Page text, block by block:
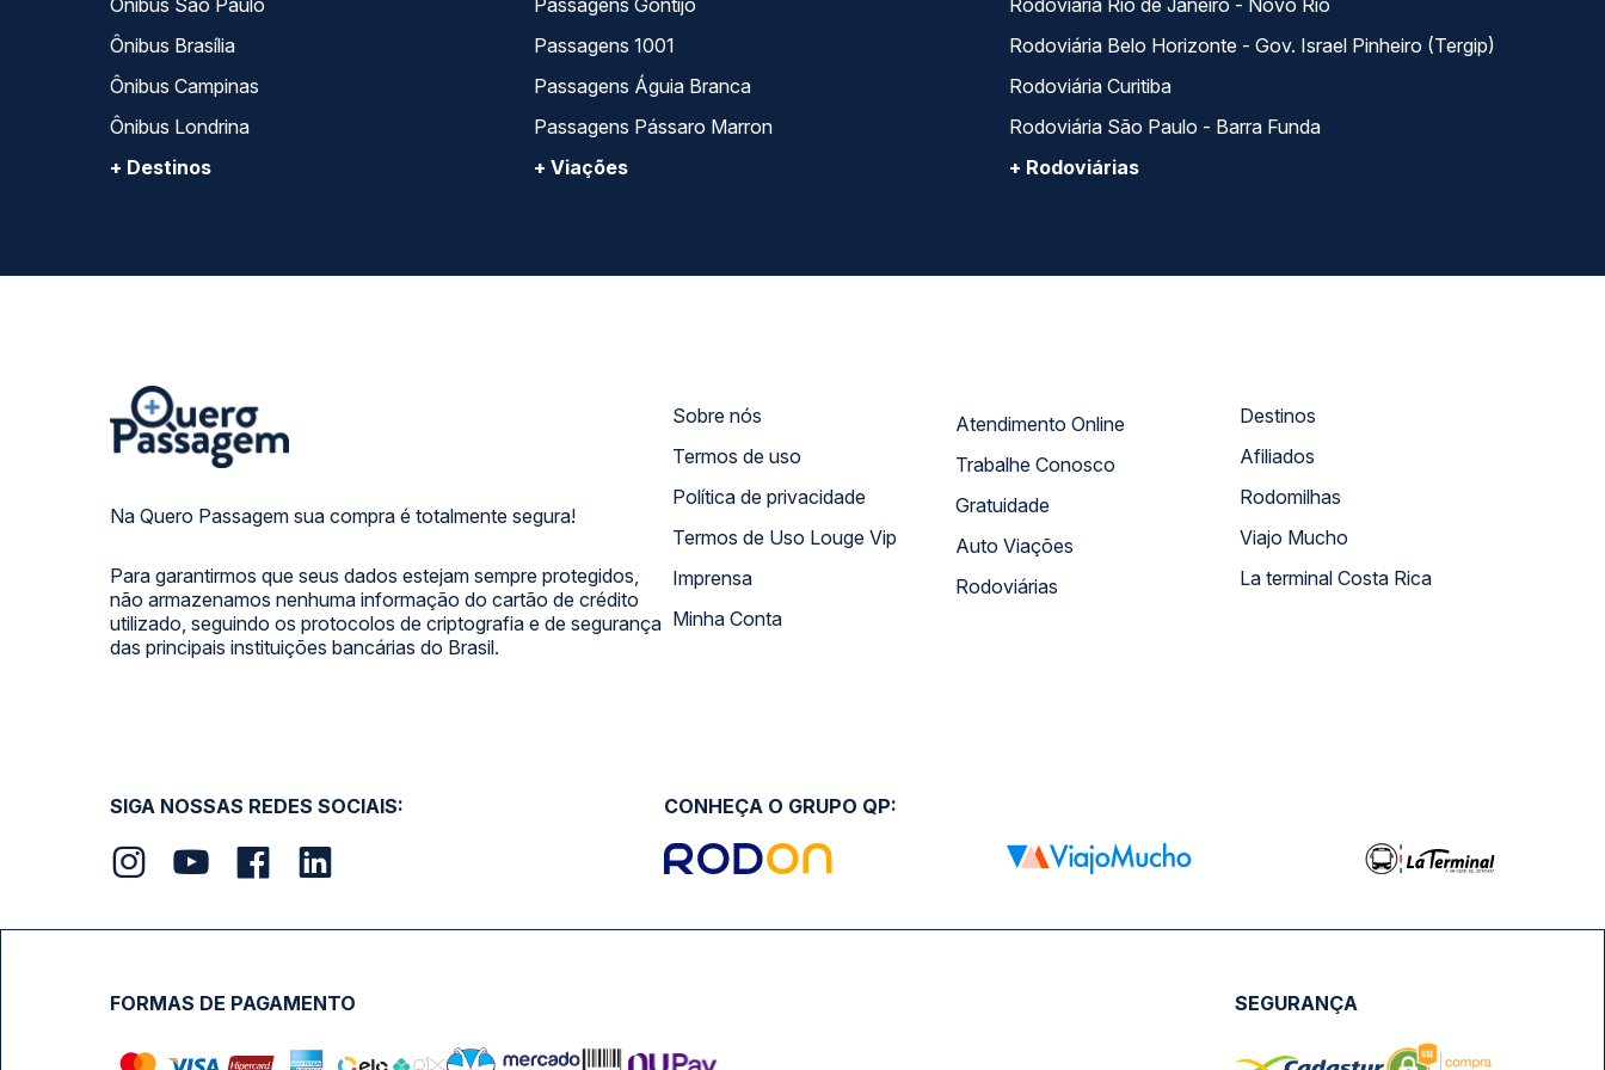
Ônibus São Paulo
Ônibus Brasília
Ônibus Campinas
Ônibus Londrina
+ Destinos
Passagens Gontijo
Passagens 1001
Passagens Águia Branca
Passagens Pássaro Marron
+ Viações
Rodoviária Rio de Janeiro - Novo Rio
Rodoviária Belo Horizonte - Gov. Israel Pinheiro (Tergip)
Rodoviária Curitiba
Rodoviária São Paulo - Barra Funda
+ Rodoviárias
Na Quero Passagem sua compra é totalmente segura!
Para garantirmos que seus dados estejam sempre protegidos,
não armazenamos nenhuma informação do cartão de crédito
utilizado, seguindo os protocolos de criptografia e de segurança
das principais instituições bancárias do Brasil.
Sobre nós
Termos de uso
Política de privacidade
Termos de Uso Louge Vip
Imprensa
Minha Conta
Atendimento Online
Trabalhe Conosco
Gratuidade
Auto Viações
Rodoviárias
Destinos
Afiliados
Rodomilhas
Viajo Mucho
La terminal Costa Rica
SIGA NOSSAS REDES SOCIAIS: CONHEÇA O GRUPO QP:
FORMAS DE PAGAMENTO SEGURANÇA